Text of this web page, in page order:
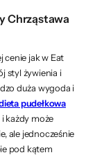
Chrząstawa
cenie jak w Eat
styl żywienia i
duża wygoda i
pudełkowa
każdy może
ale jednocześnie
pod kątem